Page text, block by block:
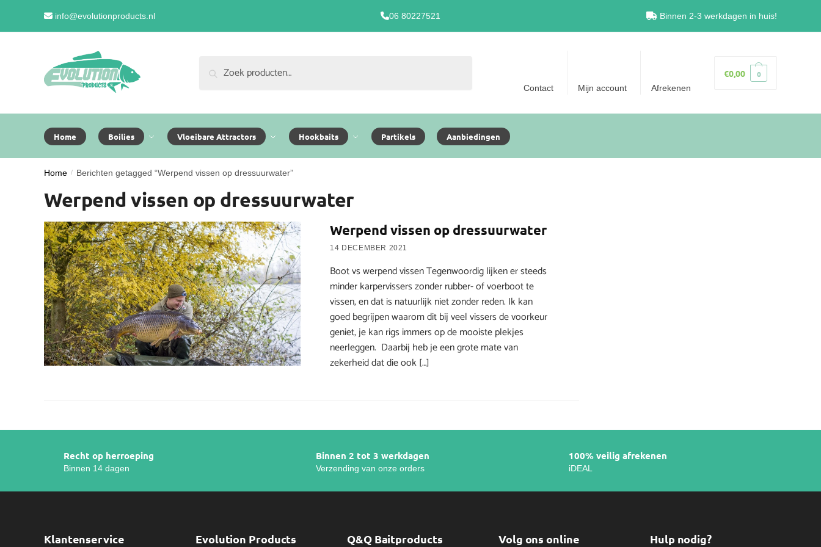
info@evolutionproducts.nl 06 80227521 Binnen 2-3 werkdagen in huis!
naar:
Contact Mijn account Afrekenen
€0,00 0
Home Boilies Vloeibare Attractors Hookbaits Partikels Aanbiedingen
Home / Berichten getagged “Werpend vissen op dressuurwater”
Werpend vissen op dressuurwater
Werpend vissen op dressuurwater
14 DECEMBER 2021
Boot vs werpend vissen Tegenwoordig lijken er steeds
minder karpervissers zonder rubber- of voerboot te
vissen, en dat is natuurlijk niet zonder reden. Ik kan
goed begrijpen waarom dit bij veel vissers de voorkeur
geniet, je kan rigs immers op de mooiste plekjes
neerleggen. Daarbij heb je een grote mate van
zekerheid dat die ook […]
Recht op herroeping
Binnen 14 dagen
Binnen 2 tot 3 werkdagen
Verzending van onze orders
100% veilig afrekenen
iDEAL
Klantenservice Evolution Products Q&Q Baitproducts Volg ons online Hulp nodig?